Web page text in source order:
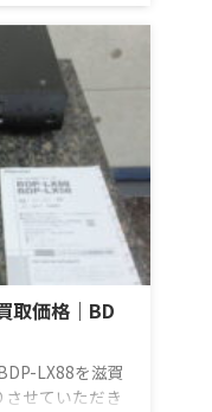
多くのLDプレ
数多く輩出さ
技術が詰まっ
他のメーカー
使用されずに
のを査定してほ
た。LDは現地
単に動作確認
ただきまし
取価格｜BD
LX88を滋賀
せていただき